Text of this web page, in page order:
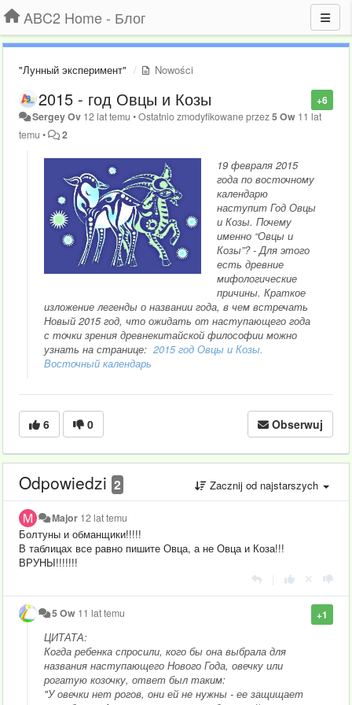
ABC2 Home - Блог
"Лунный эксперимент" Nowości
+6
2015 - год Овцы и Козы
Sergey Ov 12 lat temu •Ostatnio zmodyfikowane przez5 Ow 11 lat
temu • 2
19 февраля 2015
года по восточному
календарю
наступит Год Овцы
и Козы. Почему
именно “Овцы и
Козы”? - Для этого
есть древние
мифологические
причины. Краткое
изложение легенды о названии года, в чем встречать
Новый 2015 год, что ожидать от наступающего года
с точки зрения древнекитайской философии можно
узнать на странице: 2015 год Овцы и Козы.
Восточный календарь
6 0 Obserwuj
Odpowiedzi 2 Zacznij od najstarszych
Major 12 lat temu
Болтуны и обманщики!!!!!
В таблицах все равно пишите Овца, а не Овца и Коза!!!
ВРУНЫ!!!!!!!
+1
5 Ow 11 lat temu
ЦИТАТА:
Когда ребенка спросили, кого бы она выбрала для
названия наступающего Нового Года, овечку или
рогатую козочку, ответ был таким:
"У овечки нет рогов, они ей не нужны - ее защищает